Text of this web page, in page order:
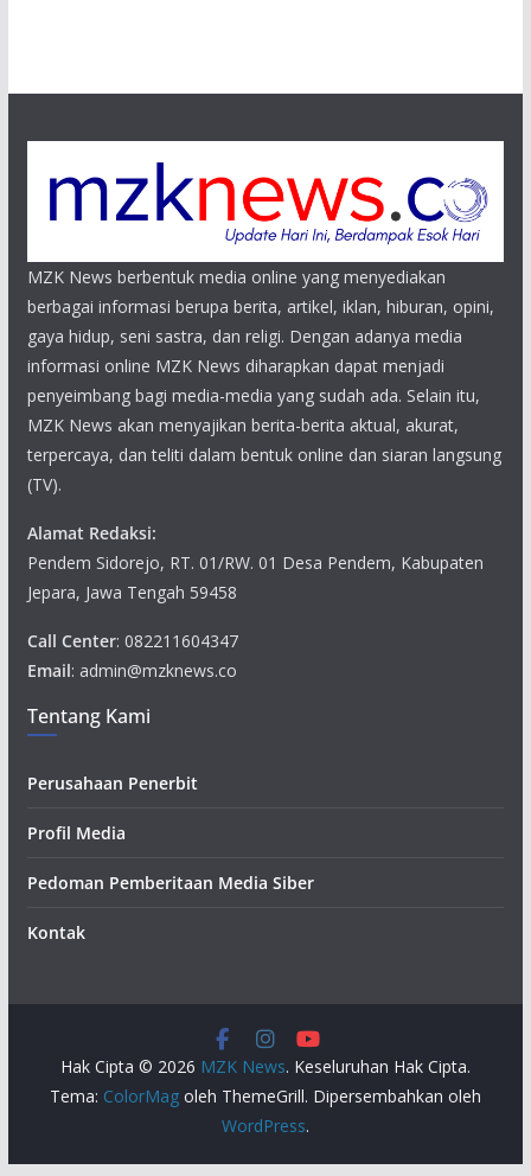
MZK News berbentuk media online yang menyediakan
berbagai informasi berupa berita, artikel, iklan, hiburan, opini,
gaya hidup, seni sastra, dan religi. Dengan adanya media
informasi online MZK News diharapkan dapat menjadi
penyeimbang bagi media-media yang sudah ada. Selain itu,
MZK News akan menyajikan berita-berita aktual, akurat,
terpercaya, dan teliti dalam bentuk online dan siaran langsung
(TV).
Alamat Redaksi:
Pendem Sidorejo, RT. 01/RW. 01 Desa Pendem, Kabupaten
Jepara, Jawa Tengah 59458
Call Center: 082211604347
Email: admin@mzknews.co
Tentang Kami
Perusahaan Penerbit
Profil Media
Pedoman Pemberitaan Media Siber
Kontak
Hak Cipta © 2026 MZK News. Keseluruhan Hak Cipta.
Tema: ColorMagoleh ThemeGrill. Dipersembahkan oleh
WordPress.